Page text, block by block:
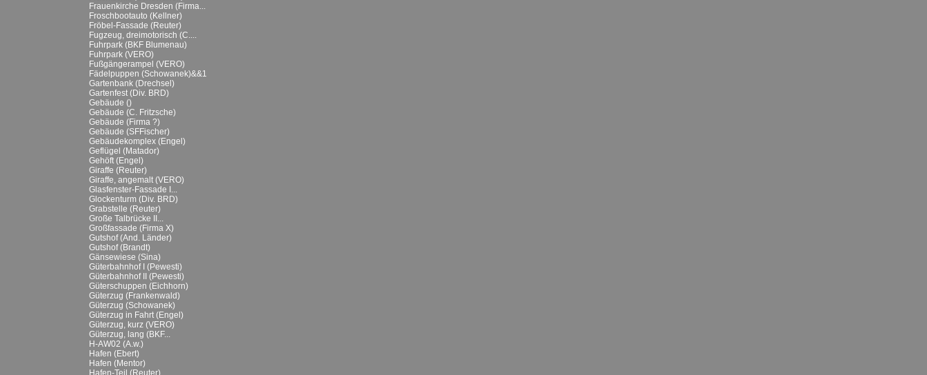
Frauenkirche Dresden (Firma...
Froschbootauto (Kellner)
Fröbel-Fassade (Reuter)
Fugzeug, dreimotorisch (C....
Fuhrpark (BKF Blumenau)
Fuhrpark (VERO)
Fußgängerampel (VERO)
Fädelpuppen (Schowanek)&&1
Gartenbank (Drechsel)
Gartenfest (Div. BRD)
Gebäude ()
Gebäude (C. Fritzsche)
Gebäude (Firma ?)
Gebäude (SFFischer)
Gebäudekomplex (Engel)
Geflügel (Matador)
Gehöft (Engel)
Giraffe (Reuter)
Giraffe, angemalt (VERO)
Glasfenster-Fassade I...
Glockenturm (Div. BRD)
Grabstelle (Reuter)
Große Talbrücke II...
Großfassade (Firma X)
Gutshof (And. Länder)
Gutshof (Brandt)
Gänsewiese (Sina)
Güterbahnhof I (Pewesti)
Güterbahnhof II (Pewesti)
Güterschuppen (Eichhorn)
Güterzug (Frankenwald)
Güterzug (Schowanek)
Güterzug in Fahrt (Engel)
Güterzug, kurz (VERO)
Güterzug, lang (BKF...
H-AW02 (A.w.)
Hafen (Ebert)
Hafen (Mentor)
Hafen-Teil (Reuter)